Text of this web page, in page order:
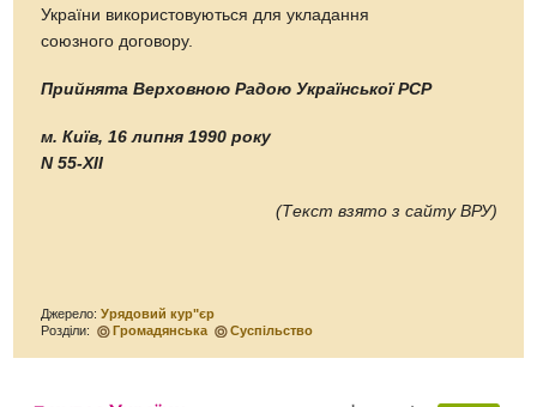
України використовуються для укладання
союзного договору.
Прийнята Верховною Радою Української РСР
м. Київ, 16 липня 1990 року
N 55-XІІ
(Текст взято з сайту ВРУ)
Джерело:Урядовий кур"єр
Розділи:
Громадянська Суспільство